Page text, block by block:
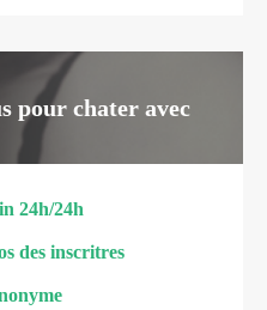
pour chater avec
24h/24h
des inscritres